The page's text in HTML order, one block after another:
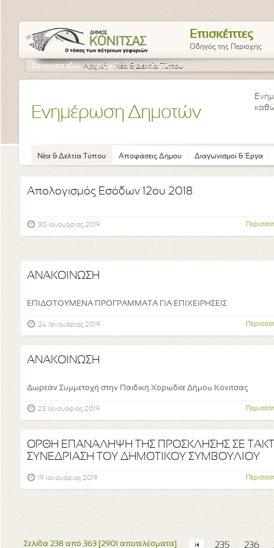
Επισκέπτες
Οδηγός της Περιοχής
Βρίσκεστε εδώ:Αρχική » Νέα & Δελτία Τύπου
Ενημέρωση Δημοτών
Νέα & Δελτία Τύπου Αποφάσεις Δήμου Διαγωνισμοί & Έργα
Απολογισμός Εσόδων 12ου 2018
30 Ιανουάριος 2019
ΑΝΑΚΟΙΝΩΣΗ
ΕΠΙΔΟΤΟΥΜΕΝΑ ΠΡΟΓΡΑΜΜΑΤΑ ΓΙΑ ΕΠΙΧΕΙΡΗΣΕΙΣ
24 Ιανουάριος 2019
ΑΝΑΚΟΙΝΩΣΗ
Δωρεάν Συμμετοχή στην Παιδική Χορωδία Δήμου Κόνιτσας
23 Ιανουάριος 2019
ΟΡΘΗ ΕΠΑΝΑΛΗΨΗ ΤΗΣ ΠΡΟΣΚΛΗΣΗΣ ΣΕ
ΣΥΝΕΔΡΙΑΣΗ ΤΟΥ ΔΗΜΟΤΙΚΟΥ ΣΥΜΒΟΥΛΙΟΥ
19 Ιανουάριος 2019
Σελίδα 238 από 363 [2901 αποτελέσματα] 235 236